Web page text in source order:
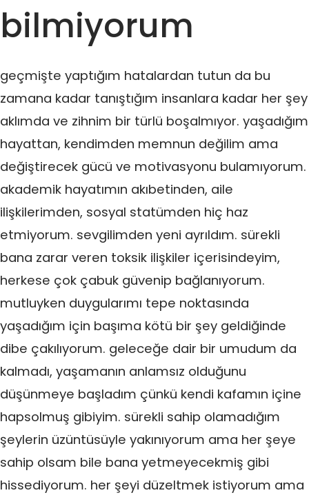
bilmiyorum
geçmişte yaptığım hatalardan tutun da bu
zamana kadar tanıştığım insanlara kadar her şey
aklımda ve zihnim bir türlü boşalmıyor. yaşadığım
hayattan, kendimden memnun değilim ama
değiştirecek gücü ve motivasyonu bulamıyorum.
akademik hayatımın akıbetinden, aile
ilişkilerimden, sosyal statümden hiç haz
etmiyorum. sevgilimden yeni ayrıldım. sürekli
bana zarar veren toksik ilişkiler içerisindeyim,
herkese çok çabuk güvenip bağlanıyorum.
mutluyken duygularımı tepe noktasında
yaşadığım için başıma kötü bir şey geldiğinde
dibe çakılıyorum. geleceğe dair bir umudum da
kalmadı, yaşamanın anlamsız olduğunu
düşünmeye başladım çünkü kendi kafamın içine
hapsolmuş gibiyim. sürekli sahip olamadığım
şeylerin üzüntüsüyle yakınıyorum ama her şeye
sahip olsam bile bana yetmeyecekmiş gibi
hissediyorum. her şeyi düzeltmek istiyorum ama